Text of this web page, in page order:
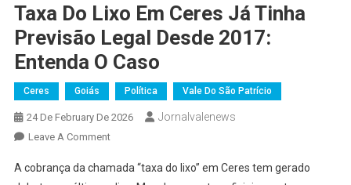
Taxa Do Lixo Em Ceres Já Tinha
Previsão Legal Desde 2017:
Entenda O Caso
Ceres Goiás Política Vale Do São Patrício
24 De February De 2026 Jornalvalenews
Leave A CommentOn
Do
A cobrança da chamada “taxa do lixo” em Ceres tem gerado